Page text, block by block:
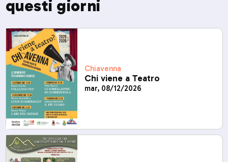
questi giorni
Chiavenna
Chi viene a Teatro
mar, 08/12/2026